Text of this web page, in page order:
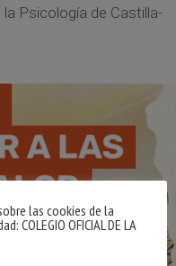
la Psicología de Castilla-
las cookies de la
COLEGIO OFICIAL DE LA